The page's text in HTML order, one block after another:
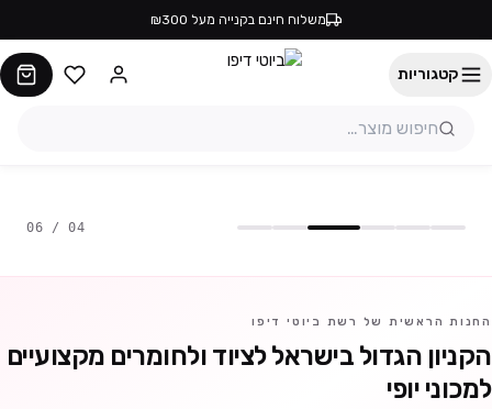
משלוח חינם בקנייה מעל ₪300
קטגוריות
04
/
06
החנות הראשית של רשת ביוטי דיפו
הקניון הגדול בישראל לציוד ולחומרים מקצועיים
למכוני יופי